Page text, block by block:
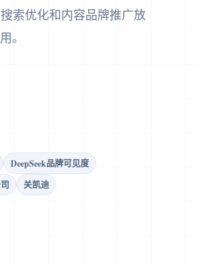
索优化和内容品牌推广放
。
DeepSeek品牌可见度
关凯迪